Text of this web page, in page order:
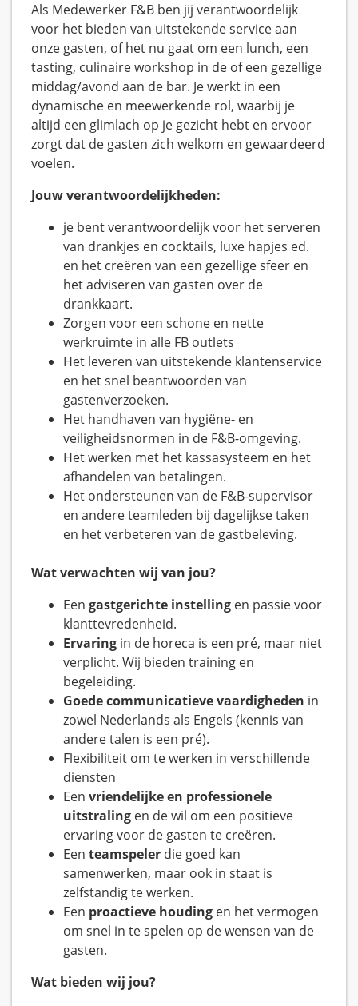
Als Medewerker F&B ben jij verantwoordelijk
voor het bieden van uitstekende service aan
onze gasten, of het nu gaat om een lunch, een
tasting, culinaire workshop in de of een gezellige
middag/avond aan de bar. Je werkt in een
dynamische en meewerkende rol, waarbij je
altijd een glimlach op je gezicht hebt en ervoor
zorgt dat de gasten zich welkom en gewaardeerd
voelen.
Jouw verantwoordelijkheden:
je bent verantwoordelijk voor het serveren
van drankjes en cocktails, luxe hapjes ed.
en het creëren van een gezellige sfeer en
het adviseren van gasten over de
drankkaart.
Zorgen voor een schone en nette
werkruimte in alle FB outlets
Het leveren van uitstekende klantenservice
en het snel beantwoorden van
gastenverzoeken.
Het handhaven van hygiëne- en
veiligheidsnormen in de F&B-omgeving.
Het werken met het kassasysteem en het
afhandelen van betalingen.
Het ondersteunen van de F&B-supervisor
en andere teamleden bij dagelijkse taken
en het verbeteren van de gastbeleving.
Wat verwachten wij van jou?
Een gastgerichte instelling en passie voor
klanttevredenheid.
Ervaring in de horeca is een pré, maar niet
verplicht. Wij bieden training en
begeleiding.
Goede communicatieve vaardigheden in
zowel Nederlands als Engels (kennis van
andere talen is een pré).
Flexibiliteit om te werken in verschillende
diensten
Een vriendelijke en professionele
uitstraling en de wil om een positieve
ervaring voor de gasten te creëren.
Een teamspeler die goed kan
samenwerken, maar ook in staat is
zelfstandig te werken.
Een proactieve houding en het vermogen
om snel in te spelen op de wensen van de
gasten.
Wat bieden wij jou?